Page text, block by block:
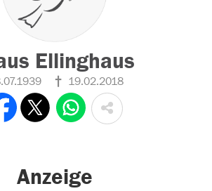
Ellinghaus
19.02.2018
Anzeige